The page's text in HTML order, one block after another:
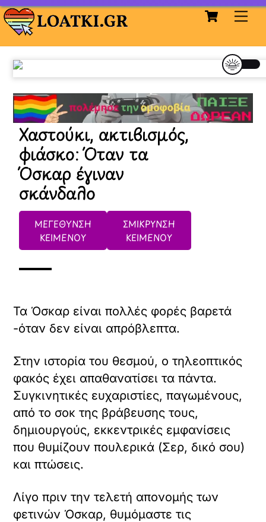
Skip
to
content
Cart
Χαστούκι, ακτιβισμός,
φιάσκο: Όταν τα
Όσκαρ έγιναν
σκάνδαλο
ΜΕΓΕΘΥΝΣΗ
ΚΕΙΜΕΝΟΥ
ΣΜΙΚΡΥΝΣΗ
ΚΕΙΜΕΝΟΥ
Τα Όσκαρ είναι πολλές φορές βαρετά
-όταν δεν είναι απρόβλεπτα.
Στην ιστορία του θεσμού, ο τηλεοπτικός
φακός έχει απαθανατίσει τα πάντα.
Συγκινητικές ευχαριστίες, παγωμένους,
από το σοκ της βράβευσης τους,
δημιουργούς, εκκεντρικές εμφανίσεις
που θυμίζουν πουλερικά (Σερ, δικό σου)
και πτώσεις.
Λίγο πριν την τελετή απονομής των
φετινών Όσκαρ, θυμόμαστε τις